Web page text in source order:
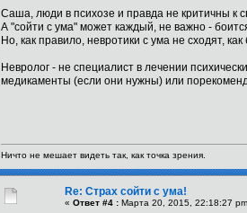
Саша, люди в психозе и правда не критичны к
А "сойти с ума" может каждый, не важно -
Но, как правило, невротики с ума не сходят,
Невролог - не специалист в лечении
медикаменты (если они нужны) или
Ничто не мешает видеть так, как точка зрения.
Re: Страх сойти с ума!
« Ответ #4 : Марта 20, 2015, 22:18:27